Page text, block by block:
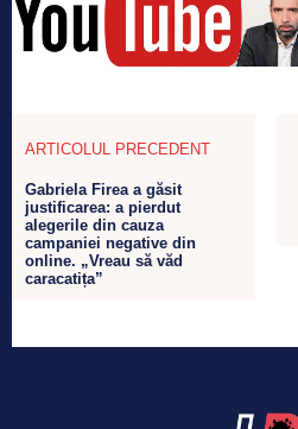
ARTICOLUL PRECEDENT
Gabriela Firea a găsit
justificarea: a pierdut
alegerile din cauza
campaniei negative din
online. „Vreau să văd
caracatița”